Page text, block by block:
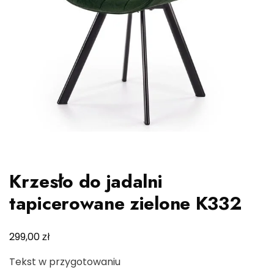
Krzesło do jadalni
tapicerowane zielone K332
299,00zł
Tekst w przygotowaniu